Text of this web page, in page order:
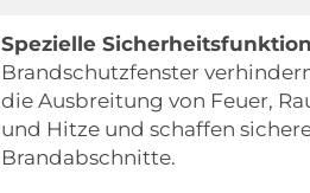
Spezielle
Brandschutzfenster
die Ausbreitung von Feuer,
und Hitze und schaffen
Brandabschnitte.